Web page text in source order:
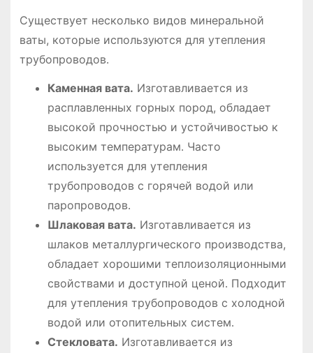
Существует несколько видов минеральной
ваты, которые используются для утепления
трубопроводов․
Каменная вата․ Изготавливается из
расплавленных горных пород, обладает
высокой прочностью и устойчивостью к
высоким температурам․ Часто
используется для утепления
трубопроводов с горячей водой или
паропроводов․
Шлаковая вата․ Изготавливается из
шлаков металлургического производства,
обладает хорошими теплоизоляционными
свойствами и доступной ценой․ Подходит
для утепления трубопроводов с холодной
водой или отопительных систем․
Стекловата․ Изготавливается из